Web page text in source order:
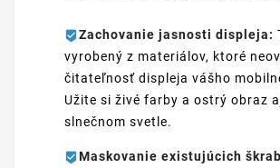
Zachovanie jasnosti displeja:
vyrobený z materiálov, ktoré
čitateľnosť displeja vášho
Užite si živé farby a ostrý obraz
slnečnom svetle.
Maskovanie existujúcich